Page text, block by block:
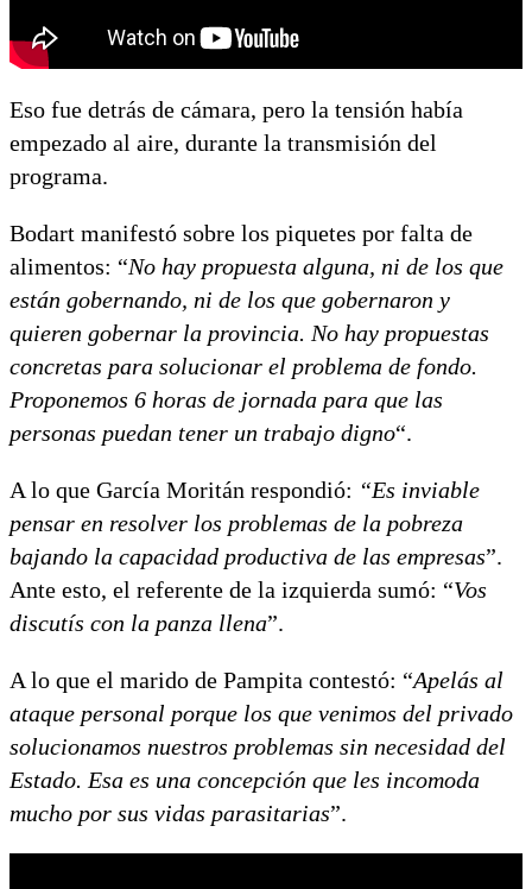
Eso fue detrás de cámara, pero la tensión había
empezado al aire, durante la transmisión del
programa.
Bodart manifestó sobre los piquetes por falta de
alimentos: “No hay propuesta alguna, ni de los que
están gobernando, ni de los que gobernaron y
quieren gobernar la provincia. No hay propuestas
concretas para solucionar el problema de fondo.
Proponemos 6 horas de jornada para que las
personas puedan tener un trabajo digno“.
A lo que García Moritán respondió: “Es inviable
pensar en resolver los problemas de la pobreza
bajando la capacidad productiva de las empresas”.
Ante esto, el referente de la izquierda sumó: “Vos
discutís con la panza llena”.
A lo que el marido de Pampita contestó: “Apelás al
ataque personal porque los que venimos del privado
solucionamos nuestros problemas sin necesidad del
Estado. Esa es una concepción que les incomoda
mucho por sus vidas parasitarias”.